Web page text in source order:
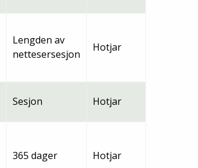
Lengden av
nettesersesjon
Hotjar
Sesjon Hotjar
365 dager Hotjar